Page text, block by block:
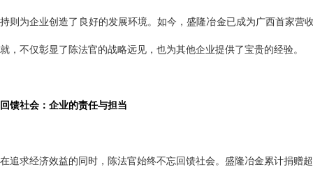
持则为企业创造了良好的发展环境。如今，盛隆冶金已成为广西首家营
就，不仅彰显了陈法官的战略远见，也为其他企业提供了宝贵的经验。
回馈社会：企业的责任与担当
在追求经济效益的同时，陈法官始终不忘回馈社会。盛隆冶金累计捐赠